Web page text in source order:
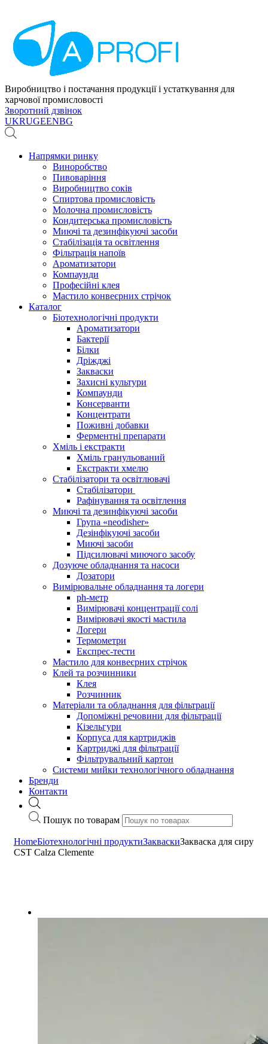
Виробництво і постачання продукції і устаткування для
харчової промисловості
Зворотний дзвінок
UKRUGEENBG
Напрямки ринку
Виноробство
Пивоваріння
Виробництво соків
Спиртова промисловість
Молочна промисловість
Кондитерська промисловість
Миючі та дезинфікуючі засоби
Стабілізація та освітлення
Фільтрація напоїв
Ароматизатори
Компаунди
Професійні клея
Мастило конвеєрних стрічок
Каталог
Біотехнологічні продукти
Ароматизатори
Бактерії
Білки
Дріжджі
Закваски
Захисні культури
Компаунди
Консерванти
Концентрати
Поживні добавки
Ферментні препарати
Хміль і екстракти
Хміль гранульований
Екстракти хмелю
Стабілізатори та освітлювачі
Стабілізатори
Рафінування та освітлення
Миючі та дезинфікуючі засоби
Група «neodisher»
Дезінфікуючі засоби
Миючі засоби
Підсилювачі миючого засобу
Дозуюче обладнання та насоси
Дозатори
Вимірювальне обладнання та логери
ph-метр
Вимірювачі концентрації солі
Вимірювачі якості мастила
Логери
Термометри
Експрес-тести
Мастило для конвеєрних стрічок
Клей та розчинники
Клея
Розчинник
Матеріали та обладнання для фільтрації
Допоміжні речовини для фільтрації
Кізельгури
Корпуса для картриджів
Картриджі для фільтрації
Фільтрувальний картон
Системи мийки технологічного обладнання
Бренди
Контакти
Пошук по товарам
HomeБіотехнологічні продуктиЗакваскиЗакваска для сиру
CST Calza Clemente